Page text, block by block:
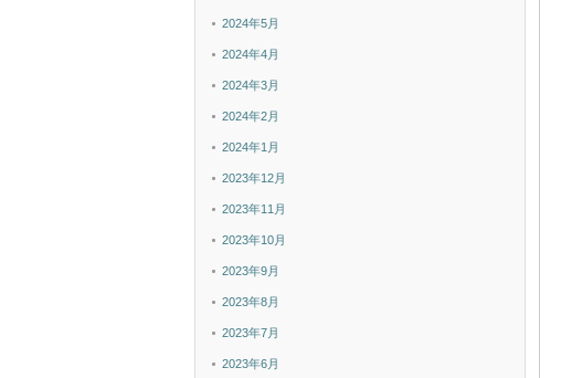
2024年5月
2024年4月
2024年3月
2024年2月
2024年1月
2023年12月
2023年11月
2023年10月
2023年9月
2023年8月
2023年7月
2023年6月